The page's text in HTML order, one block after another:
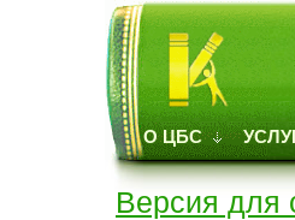
О ЦБС
Версия для